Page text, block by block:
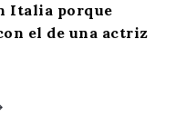
Italia porque
el de una actriz